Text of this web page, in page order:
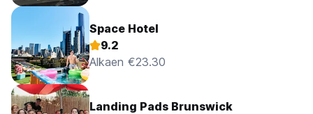
Space Hotel
9.2
Alkaen €23.30
Landing Pads Brunswick